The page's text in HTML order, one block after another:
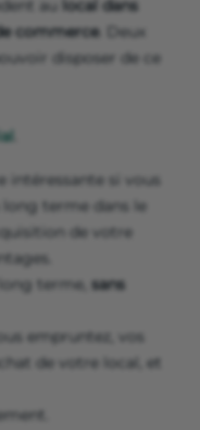
au local dans
commerce. Deux
disposer de ce
intéressante si vous
long terme dans le
de votre
terme, sans
empruntez, vos
de votre local, et